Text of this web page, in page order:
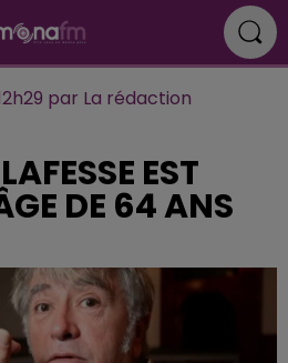
par La rédaction
EST
DE 64 ANS